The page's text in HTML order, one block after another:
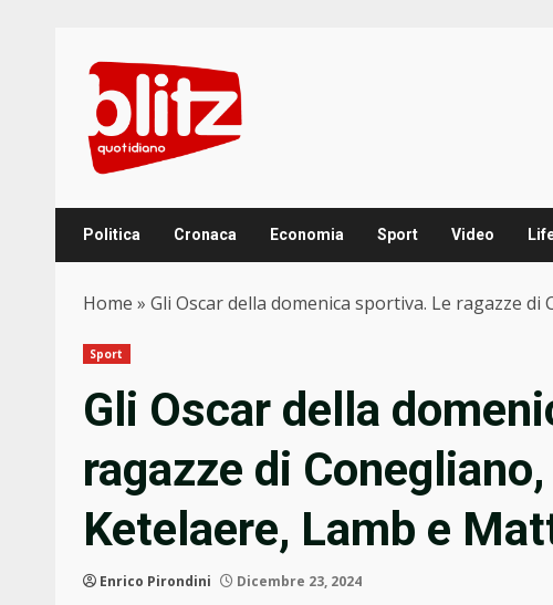
content
Politica Cronaca Economia Sport Video
Home » Gli Oscar della domenica sportiva. Le ragazze
Sport
Gli Oscar della
ragazze di
Ketelaere, Lamb e
Enrico Pirondini Dicembre 23, 2024